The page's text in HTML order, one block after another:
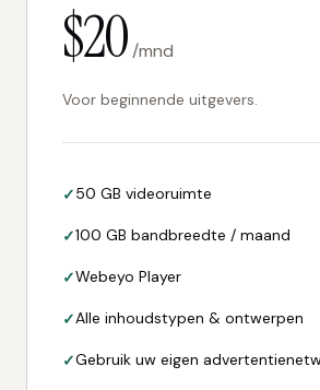
$20 /mnd
Voor beginnende uitgevers.
50 GB videoruimte
100 GB bandbreedte / maand
Webeyo Player
Alle inhoudstypen & ontwerpen
Gebruik uw eigen